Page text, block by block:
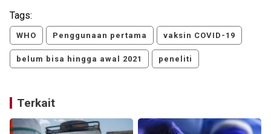
Tags:
WHO Penggunaan pertama vaksin COVID-19
belum bisa hingga awal 2021 peneliti
Terkait